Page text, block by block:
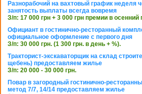
Разнорабочий на вахтовый график неделя
занятость выплаты всегда вовремя
З/п: 17 000 грн + 3 000 грн премии в осенний
Официант в гостинично-ресторанный
официальное оформление с первого дня
З/п: 30 000 грн. (1 300 грн. в день + %).
Тракторист-экскаваторщик на склад
щебень) предоставляем жилье
З/п: 20 000 - 30 000 грн.
Повар в загородный гостинично-
метод 7/7, 14/14 предоставляем жилье